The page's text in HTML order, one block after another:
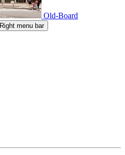
Old-Board
Right menu bar